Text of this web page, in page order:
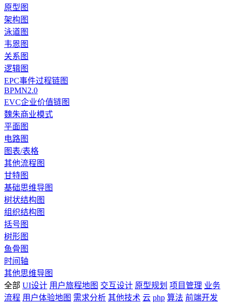
原型图
架构图
泳道图
韦恩图
关系图
逻辑图
EPC事件过程链图
BPMN2.0
EVC企业价值链图
魏朱商业模式
平面图
电路图
图表/表格
其他流程图
甘特图
基础思维导图
树状结构图
组织结构图
括号图
树形图
鱼骨图
时间轴
其他思维导图
全部 UI设计 用户旅程地图 交互设计 原型规划 项目管理 业务
流程 用户体验地图 需求分析 其他技术 云 php 算法 前端开发